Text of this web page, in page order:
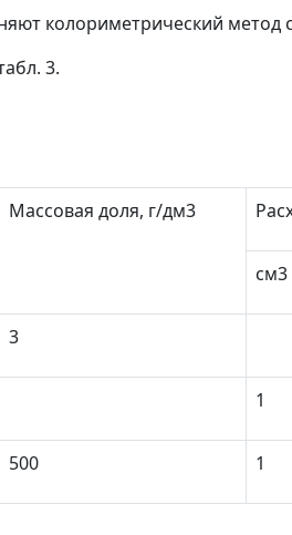
колориметрический метод
3.
Массовая доля, г/дм3
см3
3
1
500 1